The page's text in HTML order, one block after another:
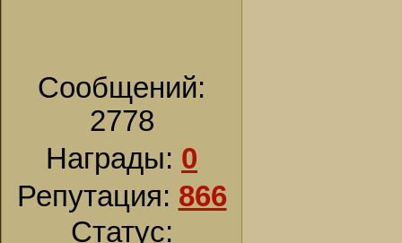
Сообщений:
2778
Награды: 0
Репутация: 866
Статус: